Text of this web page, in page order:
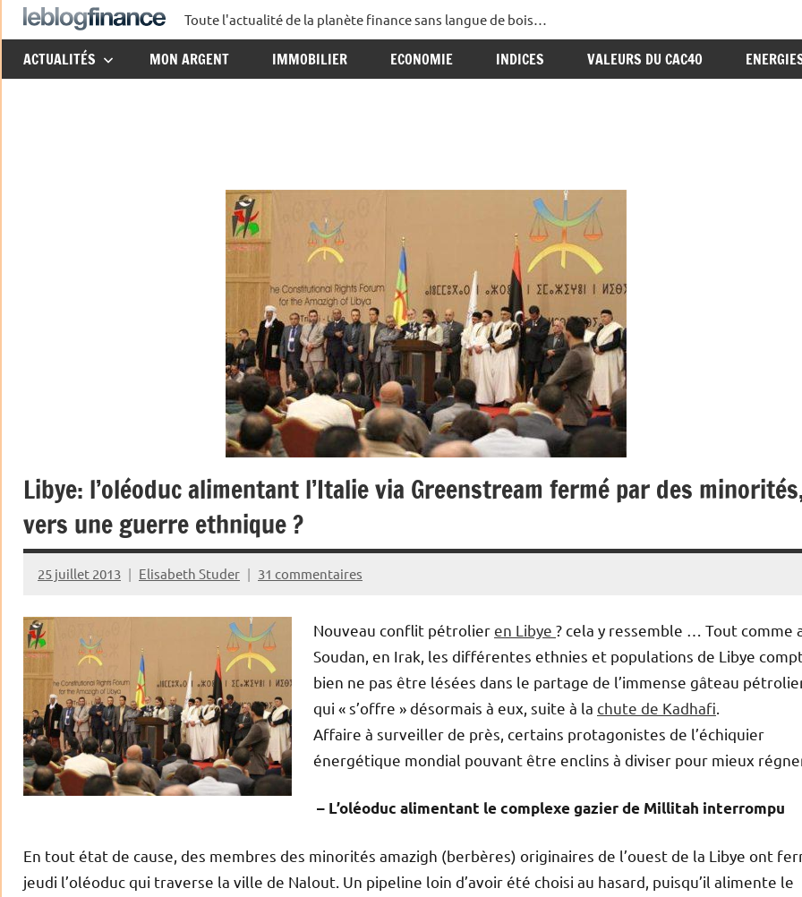
Aller
au
contenu
Le
Blog
Toute l'actualité de la planète finance sans langue de bois…
ACTUALITÉS MON ARGENT IMMOBILIER ECONOMIE INDICES VALEURS DU CAC40
Libye: l’oléoduc alimentant l’Italie via Greenstream fermé par des
vers une guerre ethnique ?
25 juillet 2013 Elisabeth Studer 31 commentaires
Nouveau conflit pétrolieren Libye ? cela y ressemble … Tout comme
Soudan, en Irak, les différentes ethnies et populations de Libye
bien ne pas être lésées dans le partage de l’immense gâteau
qui « s’offre » désormais à eux, suite à la chute de Kadhafi
Affaire à surveiller de près, certains protagonistes de l’échiquier
énergétique mondial pouvant être enclins à diviser pour mieux
– L’oléoduc alimentant le complexe gazier de Millitah interrompu
En tout état de cause, des membres des minorités amazigh (berbères) originaires de l’ouest de la Libye ont
jeudi l’oléoduc qui traverse la ville de Nalout. Un pipeline loin d’avoir été choisi au hasard, puisqu’il alimente le